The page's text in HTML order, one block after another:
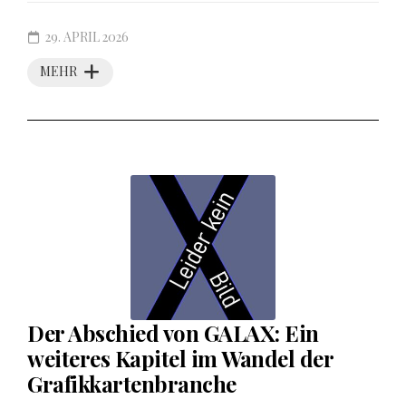
MEHR
29. APRIL 2026
Der Abschied von GALAX: Ein
weiteres Kapitel im Wandel der
Grafikkartenbranche